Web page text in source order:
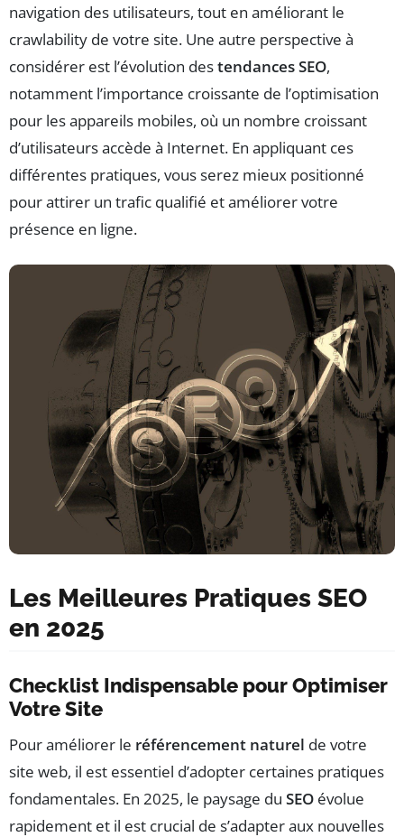
navigation des utilisateurs, tout en améliorant le
crawlability de votre site. Une autre perspective à
considérer est l’évolution destendances SEO,
notamment l’importance croissante de l’optimisation
pour les appareils mobiles, où un nombre croissant
d’utilisateurs accède à Internet. En appliquant ces
différentes pratiques, vous serez mieux positionné
pour attirer un trafic qualifié et améliorer votre
présence en ligne.
Les Meilleures Pratiques SEO
en 2025
Checklist Indispensable pour Optimiser
Votre Site
Pour améliorer le référencement naturel de votre
site web, il est essentiel d’adopter certaines pratiques
fondamentales. En 2025, le paysage du SEO évolue
rapidement et il est crucial de s’adapter aux nouvelles